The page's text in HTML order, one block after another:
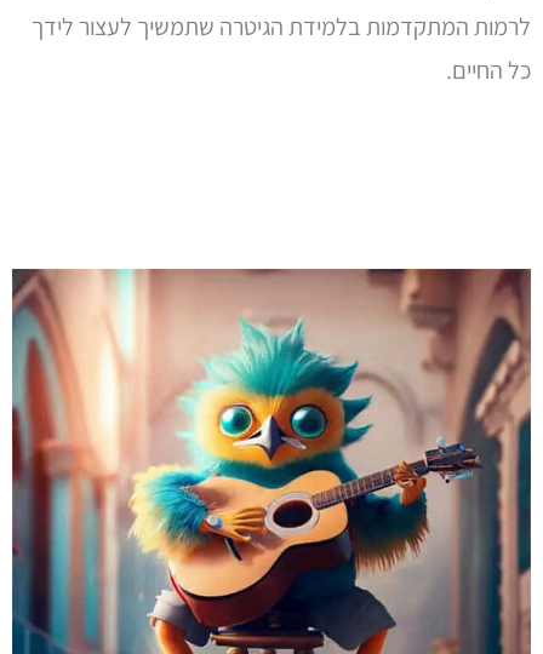
לרמות המתקדמות בלמידת הגיטרה שתמשיך לעצור לידך
כל החיים.